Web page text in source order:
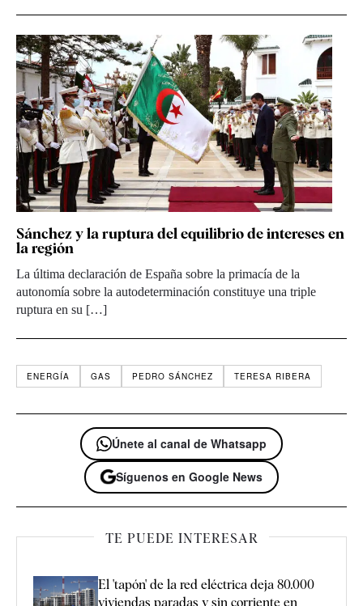
Sánchez y la ruptura del equilibrio de intereses en
la región
La última declaración de España sobre la primacía de la
autonomía sobre la autodeterminación constituye una triple
ruptura en su […]
ENERGÍA GAS PEDRO SÁNCHEZ TERESA RIBERA
Únete al canal de Whatsapp
Síguenos en Google News
TE PUEDE INTERESAR
El 'tapón' de la red eléctrica deja 80.000
viviendas paradas y sin corriente en